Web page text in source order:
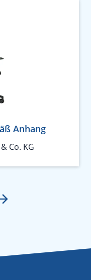
Anhang
Co. KG